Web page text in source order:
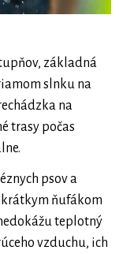
základná
slnku na
na
trasy počas
psov a
ňufákom
teplotný
vzduchu, ich